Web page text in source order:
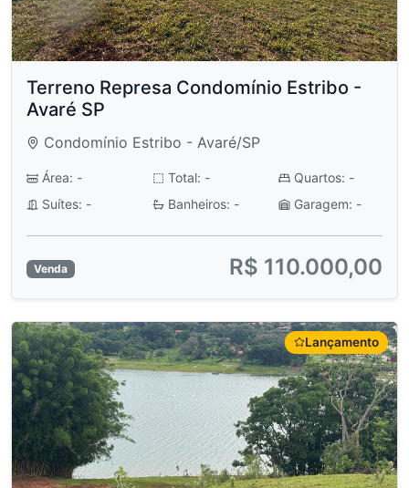
Terreno Represa Condomínio Estribo -
Avaré SP
Condomínio Estribo - Avaré/SP
Área: - Total: -
Quartos: -
Suítes: -
Banheiros: - Garagem: -
Venda R$ 110.000,00
Lançamento